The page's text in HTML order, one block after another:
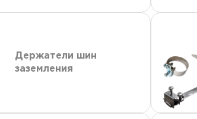
Держатели шин
заземления